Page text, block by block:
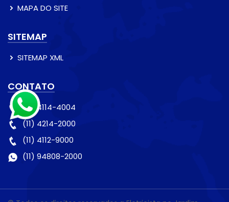
MAPA DO SITE
SITEMAP
SITEMAP XML
CONTATO
(11) 4114-4004
(11) 4214-2000
(11) 4112-9000
(11) 94808-2000